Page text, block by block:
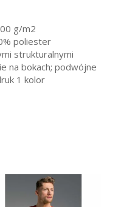
g/m2
poliester
strukturalnymi
na bokach; podwójne
1 kolor